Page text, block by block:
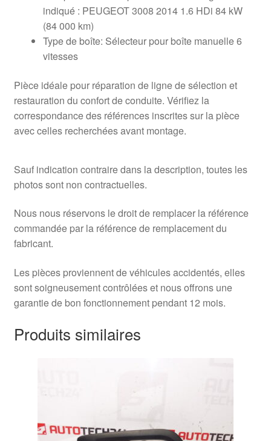
indiqué : PEUGEOT 3008 2014 1.6 HDi 84 kW
(84 000 km)
Type de boîte: Sélecteur pour boîte manuelle 6
vitesses
Pièce idéale pour réparation de ligne de sélection et
restauration du confort de conduite. Vérifiez la
correspondance des références inscrites sur la pièce
avec celles recherchées avant montage.
Sauf indication contraire dans la description, toutes les
photos sont non contractuelles.
Nous nous réservons le droit de remplacer la référence
commandée par la référence de remplacement du
fabricant.
Les pièces proviennent de véhicules accidentés, elles
sont soigneusement contrôlées et nous offrons une
garantie de bon fonctionnement pendant 12 mois.
Produits similaires